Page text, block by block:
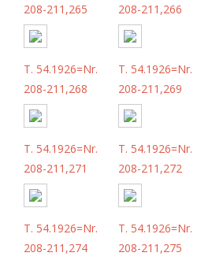
208-211,265
208-211,266
T. 54.1926=Nr.
208-211,268
T. 54.1926=Nr.
208-211,269
T. 54.1926=Nr.
208-211,271
T. 54.1926=Nr.
208-211,272
T. 54.1926=Nr.
208-211,274
T. 54.1926=Nr.
208-211,275